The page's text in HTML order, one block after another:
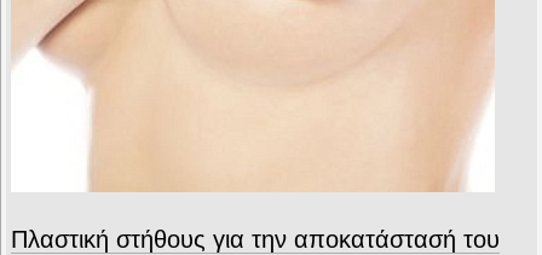
Πλαστική στήθους για την αποκατάστασή του